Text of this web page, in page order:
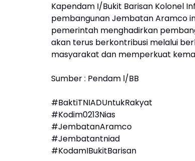
Kapendam I/Bukit Barisan Kolonel
pembangunan Jembatan Aramco
pemerintah menghadirkan
akan terus berkontribusi melalui
masyarakat dan memperkuat
Sumber : Pendam l/BB
#BaktiTNIADUntukRakyat
#Kodim0213Nias
#JembatanAramco
#Jembatantniad
#KodamIBukitBarisan